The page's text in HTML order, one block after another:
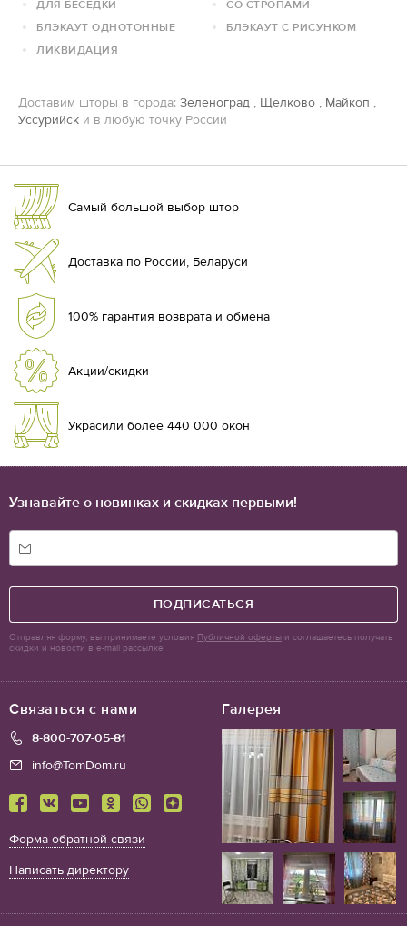
ДЛЯ БЕСЕДКИ
СО СТРОПАМИ
БЛЭКАУТ ОДНОТОННЫЕ
БЛЭКАУТ С РИСУНКОМ
ЛИКВИДАЦИЯ
Доставим шторы в города: Зеленоград , Щелково , Майкоп ,
Уссурийск и в любую точку России
Самый большой выбор штор
Доставка по России, Беларуси
100% гарантия возврата и обмена
Акции/скидки
Украсили более 440 000 окон
Галерея
Связаться с нами
8-800-707-05-81
info@TomDom.ru
Форма обратной связи
Написать директору
Узнавайте о новинках и скидках первыми!
ПОДПИСАТЬСЯ
Отправляя форму, вы принимаете условия Публичной оферты и соглашаетесь получать
скидки и новости в e-mail рассылке